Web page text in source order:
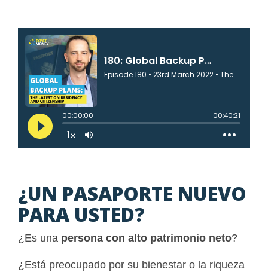
¿UN PASAPORTE NUEVO
PARA USTED?
¿Es una persona con alto patrimonio neto?
¿Está preocupado por su bienestar o la riqueza